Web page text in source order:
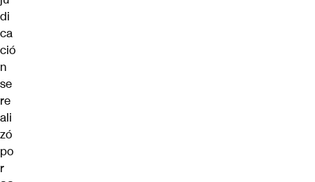
di
ca
ció
n
se
re
ali
zó
po
r